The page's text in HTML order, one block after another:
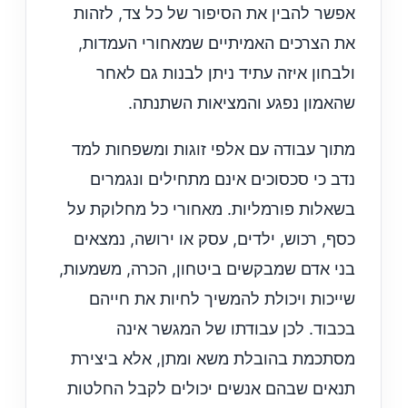
אפשר להבין את הסיפור של כל צד, לזהות
את הצרכים האמיתיים שמאחורי העמדות,
ולבחון איזה עתיד ניתן לבנות גם לאחר
שהאמון נפגע והמציאות השתנתה.
מתוך עבודה עם אלפי זוגות ומשפחות למד
נדב כי סכסוכים אינם מתחילים ונגמרים
בשאלות פורמליות. מאחורי כל מחלוקת על
כסף, רכוש, ילדים, עסק או ירושה, נמצאים
בני אדם שמבקשים ביטחון, הכרה, משמעות,
שייכות ויכולת להמשיך לחיות את חייהם
בכבוד. לכן עבודתו של המגשר אינה
מסתכמת בהובלת משא ומתן, אלא ביצירת
תנאים שבהם אנשים יכולים לקבל החלטות